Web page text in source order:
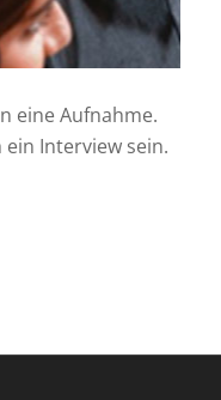
eine Aufnahme.
ein Interview sein.